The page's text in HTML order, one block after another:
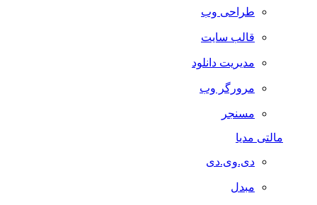
طراحی وب
قالب سایت
مدیریت دانلود
مرورگر وب
مسنجر
مالتی مدیا
دی.وی.دی
مبدل